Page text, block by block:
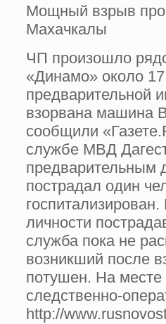
Мощный взрыв
Махачкалы
ЧП произошло
«Динамо» около
предварительной
взорвана машина
сообщили
службе МВД
предварительным
пострадал один
личности
служба пока не
возникший после
потушен. На месте
следственно-
http://